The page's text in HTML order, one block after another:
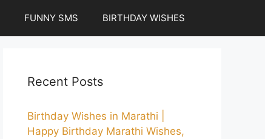
FUNNY SMS BIRTHDAY WISHES
Recent Posts
Birthday Wishes in Marathi |
Happy Birthday Marathi Wishes,